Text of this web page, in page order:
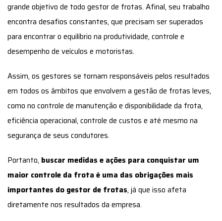
grande objetivo de todo gestor de frotas. Afinal, seu trabalho
encontra desafios constantes, que precisam ser superados
para encontrar o equilíbrio na produtividade, controle e
desempenho de veículos e motoristas.
Assim, os gestores se tornam responsáveis pelos resultados
em todos os âmbitos que envolvem a gestão de frotas leves,
como no controle de manutenção e disponibilidade da frota,
eficiência operacional, controle de custos e até mesmo na
segurança de seus condutores.
Portanto, buscar medidas e ações para conquistar um
maior controle da frota é uma das obrigações mais
importantes do gestor de frotas, já que isso afeta
diretamente nos resultados da empresa.